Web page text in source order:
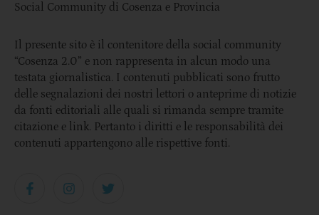
Social Community di Cosenza e Provincia
Il presente sito è il contenitore della social community
“Cosenza 2.0” e non rappresenta in alcun modo una
testata giornalistica. I contenuti pubblicati sono frutto
delle segnalazioni dei nostri lettori o anteprime di notizie
da fonti editoriali alle quali si rimanda sempre tramite
citazione e link. Pertanto i diritti e le responsabilità dei
contenuti appartengono alle rispettive fonti.